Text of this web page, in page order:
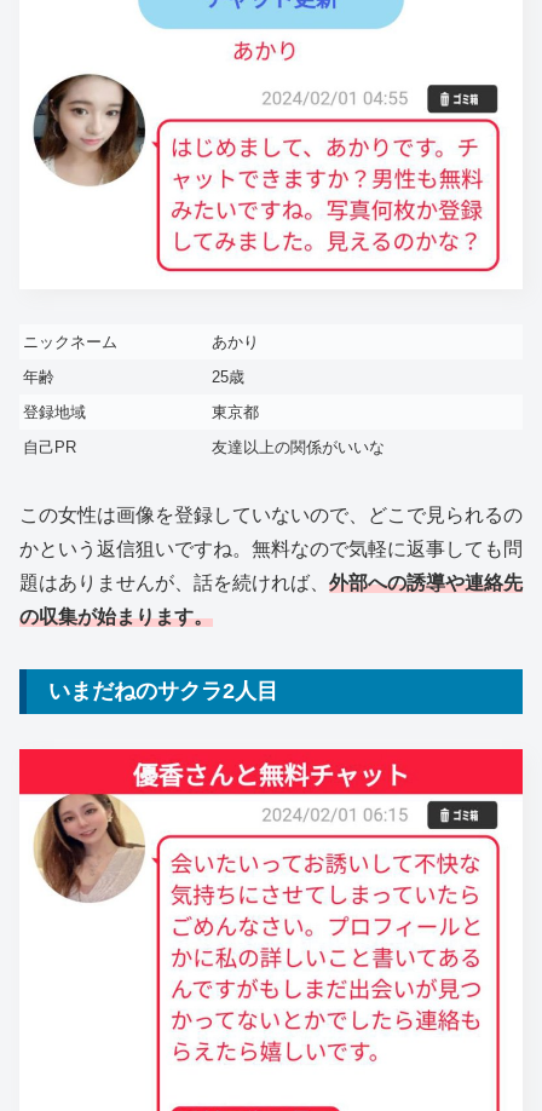
ニックネーム
あかり
年齢
25歳
登録地域
東京都
自己PR
友達以上の関係がいいな
この女性は画像を登録していないので、どこで見られるの
かという返信狙いですね。無料なので気軽に返事しても問
題はありませんが、話を続ければ、 外部への誘導や連絡先
の収集が始まります。
いまだねのサクラ2人目